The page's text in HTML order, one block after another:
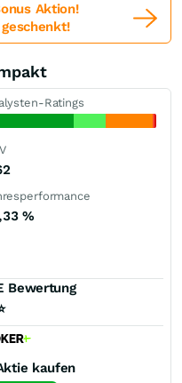
Aktion!
Ratings
%
Bewertung
kaufen